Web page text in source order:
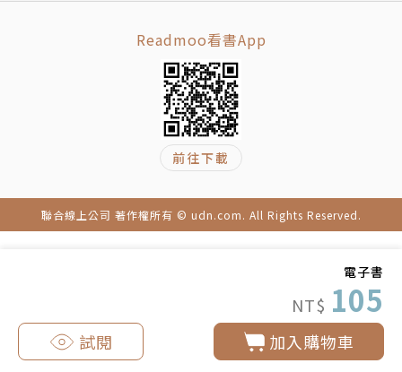
電子書
NT$ 105
加入購物車
試閱
Readmoo看書App
前往下載
聯合線上公司 著作權所有 © udn.com. All Rights Reserved.